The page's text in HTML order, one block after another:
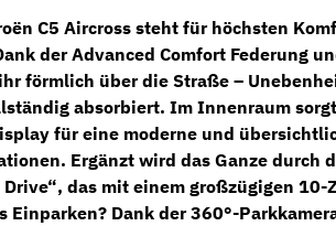
C5 Aircross steht für höchsten
derAdvanced Comfort Federung
förmlich über die Straße –
absorbiert. Im Innenraum
für eine moderne und
Ergänzt wird das Ganze durch
, das mit einem großzügigen 10-
Einparken? Dank der360°-